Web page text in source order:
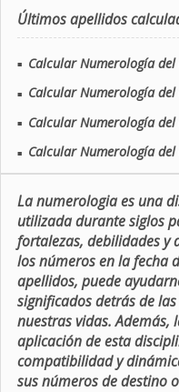
Últimos apellidos
■ Calcular Numerología
■ Calcular Numerología
■ Calcular Numerología del
■ Calcular Numerología
La numerologia es una
utilizada durante siglos
fortalezas, debilidades y
los números en la fecha
apellidos, puede
significados detrás de
nuestras vidas.
aplicación de esta
compatibilidad y
sus números de destino